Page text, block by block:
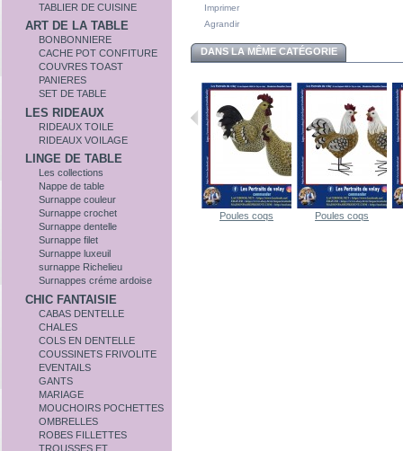
TABLIER DE CUISINE
ART DE LA TABLE
BONBONNIERE
CACHE POT CONFITURE
COUVRES TOAST
PANIERES
SET DE TABLE
LES RIDEAUX
RIDEAUX TOILE
RIDEAUX VOILAGE
LINGE DE TABLE
Les collections
Nappe de table
Surnappe couleur
Surnappe crochet
Surnappe dentelle
Surnappe filet
Surnappe luxeuil
surnappe Richelieu
Surnappes créme ardoise
CHIC FANTAISIE
CABAS DENTELLE
CHALES
COLS EN DENTELLE
COUSSINETS FRIVOLITE
EVENTAILS
GANTS
MARIAGE
MOUCHOIRS POCHETTES
OMBRELLES
ROBES FILLETTES
TROUSSES ET
Imprimer
Agrandir
DANS LA MÊME CATÉGORIE
Poules coqs Poules coqs